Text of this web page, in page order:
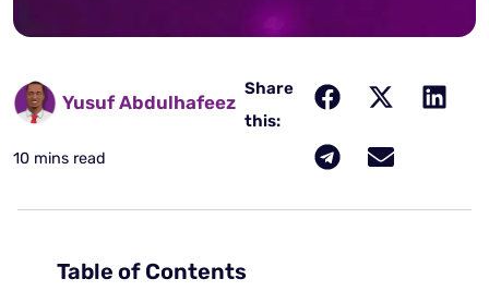
Yusuf Abdulhafeez
10 mins read
Share
this:
Table of Contents